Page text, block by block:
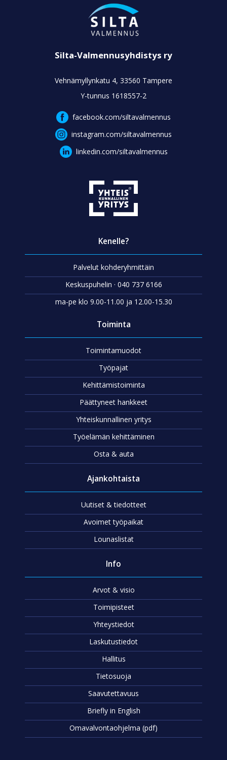
Silta-Valmennusyhdistys ry
Vehnämyllynkatu 4, 33560 Tampere
Y-tunnus 1618557-2
facebook.com/siltavalmennus
instagram.com/siltavalmennus
linkedin.com/siltavalmennus
Kenelle?
Palvelut kohderyhmittäin
Keskuspuhelin · 040 737 6166
ma-pe klo 9.00-11.00 ja 12.00-15.30
Toiminta
Toimintamuodot
Työpajat
Kehittämistoiminta
Päättyneet hankkeet
Yhteiskunnallinen yritys
Työelämän kehittäminen
Osta & auta
Ajankohtaista
Uutiset & tiedotteet
Avoimet työpaikat
Lounaslistat
Info
Arvot & visio
Toimipisteet
Yhteystiedot
Laskutustiedot
Hallitus
Tietosuoja
Saavutettavuus
Briefly in English
Omavalvontaohjelma (pdf)